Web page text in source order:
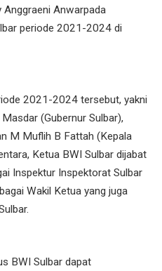
Anggraeni Anwarpada
periode 2021-2024 di
2021-2024 tersebut, yakni
(Gubernur Sulbar),
M Muflih B Fattah (Kepala
Ketua BWI Sulbar dijabat
Inspektur Inspektorat Sulbar
Wakil Ketua yang juga
BWI Sulbar dapat